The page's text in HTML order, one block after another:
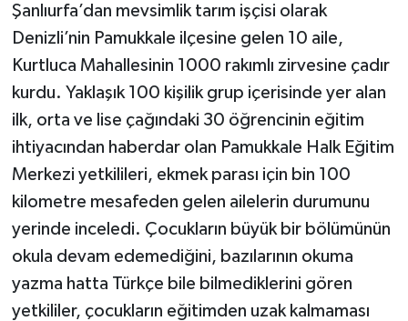
Şanlıurfa’dan mevsimlik tarım işçisi olarak
Denizli’nin Pamukkale ilçesine gelen 10 aile,
Kurtluca Mahallesinin 1000 rakımlı zirvesine çadır
kurdu. Yaklaşık 100 kişilik grup içerisinde yer alan
ilk, orta ve lise çağındaki 30 öğrencinin eğitim
ihtiyacından haberdar olan Pamukkale Halk Eğitim
Merkezi yetkilileri, ekmek parası için bin 100
kilometre mesafeden gelen ailelerin durumunu
yerinde inceledi. Çocukların büyük bir bölümünün
okula devam edemediğini, bazılarının okuma
yazma hatta Türkçe bile bilmediklerini gören
yetkililer, çocukların eğitimden uzak kalmaması